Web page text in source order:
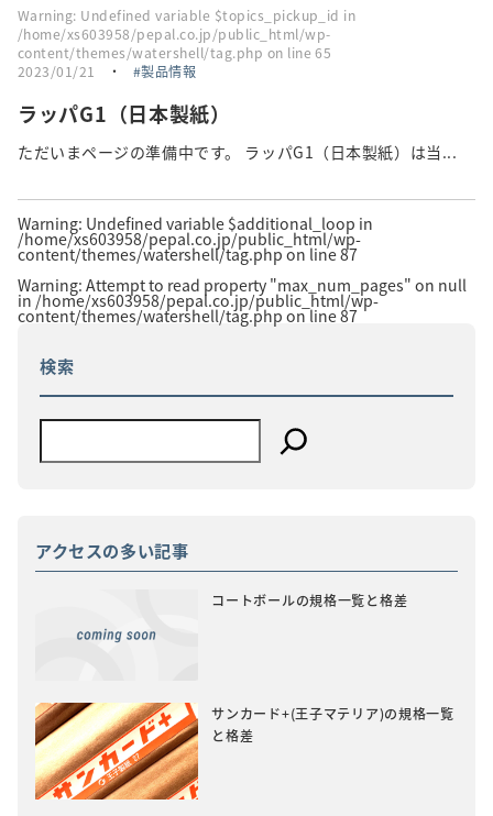
Warning: Undefined variable $topics_pickup_id in
/home/xs603958/pepal.co.jp/public_html/wp-
content/themes/watershell/tag.php on line65
2023/01/21
・ 製品情報
ラッパG1（日本製紙）
ただいまページの準備中です。 ラッパG1（日本製紙）は当...
Warning: Undefined variable $additional_loop in
/home/xs603958/pepal.co.jp/public_html/wp-
content/themes/watershell/tag.phpon line87
Warning: Attempt to read property "max_num_pages" on null
in /home/xs603958/pepal.co.jp/public_html/wp-
content/themes/watershell/tag.php on line87
検索
アクセスの多い記事
コートボールの規格一覧と格差
サンカード+(王子マテリア)の規格一覧
と格差